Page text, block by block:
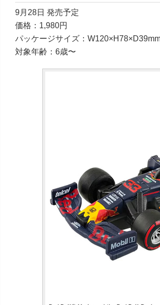
9月28日 発売予定
価格：1,980円
パッケージサイズ：
対象年齢：6歳〜